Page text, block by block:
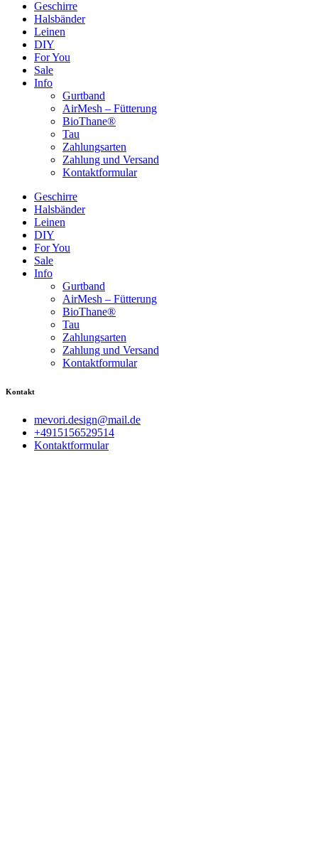
Geschirre
Halsbänder
Leinen
DIY
For You
Sale
Info
Gurtband
AirMesh – Fütterung
BioThane®
Tau
Zahlungsarten
Zahlung und Versand
Kontaktformular
Geschirre
Halsbänder
Leinen
DIY
For You
Sale
Info
Gurtband
AirMesh – Fütterung
BioThane®
Tau
Zahlungsarten
Zahlung und Versand
Kontaktformular
Kontakt
mevori.design@mail.de
+4915156529514
Kontaktformular